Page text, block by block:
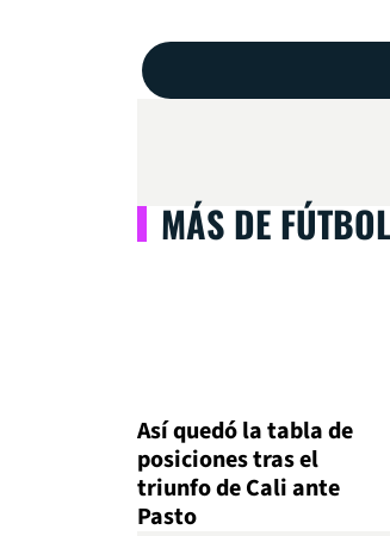
MÁS DE
Así quedó la tabla de
posiciones tras el
triunfo de Cali ante
Pasto